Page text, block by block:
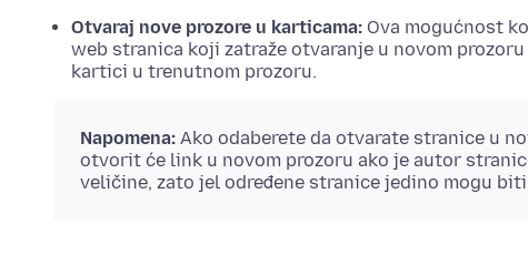
Otvaraj nove prozore u karticama: Ova mogućnost
web stranica koji zatraže otvaranje u novom
kartici u trenutnom prozoru.
Napomena: Ako odaberete da otvarate stranice u
otvorit će link u novom prozoru ako je autor
veličine, zato jel određene stranice jedino mogu